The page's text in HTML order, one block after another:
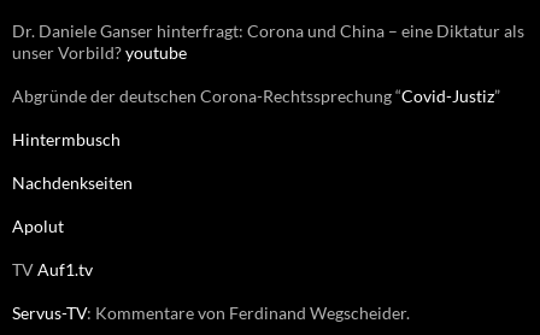
Dr. Daniele Ganser hinterfragt: Corona und China – eine Diktatur als
unser Vorbild?youtube
Abgründe der deutschen Corona-Rechtssprechung “Covid-Justiz”
Hintermbusch
Nachdenkseiten
Apolut
TVAuf1.tv
Servus-TV: Kommentare von Ferdinand Wegscheider.